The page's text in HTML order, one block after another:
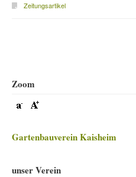
Zeitungsartikel
Zoom
Gartenbauverein Kaisheim
unser Verein